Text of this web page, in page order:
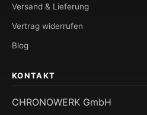
Versand & Lieferung
Vertrag widerrufen
Blog
KONTAKT
CHRONOWERK GmbH